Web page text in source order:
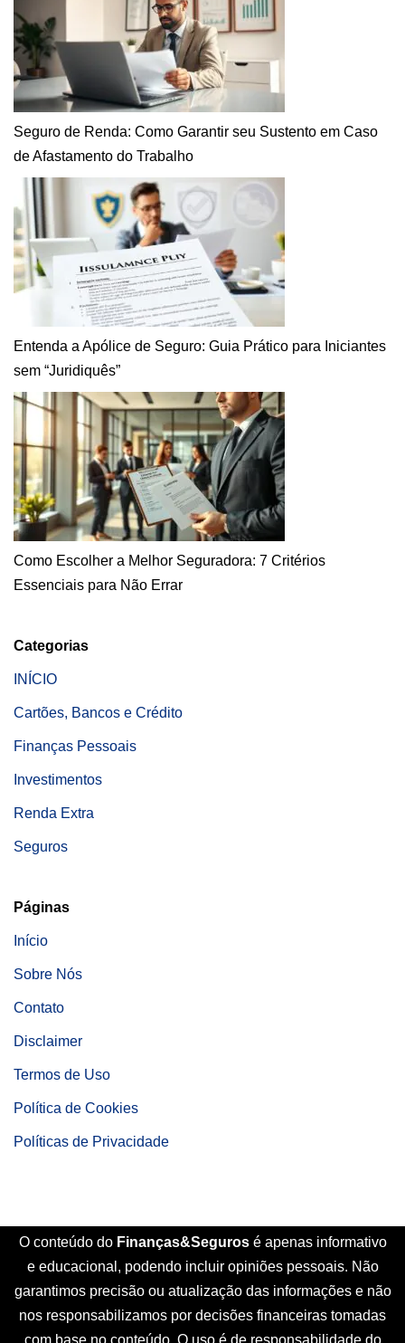
Seguro de Renda: Como Garantir seu Sustento em Caso
de Afastamento do Trabalho
Entenda a Apólice de Seguro: Guia Prático para Iniciantes
sem “Juridiquês”
Como Escolher a Melhor Seguradora: 7 Critérios
Essenciais para Não Errar
Categorias
INÍCIO
Cartões, Bancos e Crédito
Finanças Pessoais
Investimentos
Renda Extra
Seguros
Páginas
Início
Sobre Nós
Contato
Disclaimer
Termos de Uso
Política de Cookies
Políticas de Privacidade
O conteúdo do Finanças&Seguros é apenas informativo
e educacional, podendo incluir opiniões pessoais. Não
garantimos precisão ou atualização das informações e não
nos responsabilizamos por decisões financeiras tomadas
com base no conteúdo. O uso é de responsabilidade do